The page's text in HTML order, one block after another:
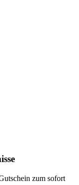
zum sofort